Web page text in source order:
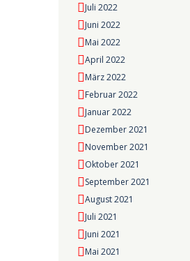
Juli 2022
Juni 2022
Mai 2022
April 2022
März 2022
Februar 2022
Januar 2022
Dezember 2021
November 2021
Oktober 2021
September 2021
August 2021
Juli 2021
Juni 2021
Mai 2021